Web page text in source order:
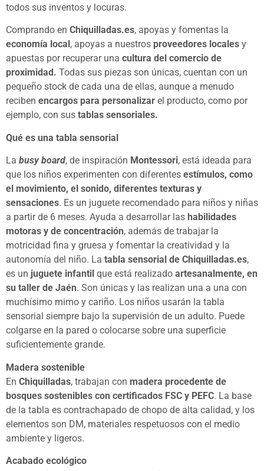
todos sus inventos y locuras.
Comprando en Chiquilladas.es, apoyas y fomentas la
economía local , apoyas a nuestros proveedores locales y
apuestas por recuperar una cultura del comercio de
proximidad . Todas sus piezas son únicas, cuentan con un
pequeño stock de cada una de ellas, aunque a menudo
reciben encargos para personalizar el producto, como por
ejemplo, con sus tablas sensoriales.
Qué es una tabla sensorial
La busy board, de inspiración Montessori, está ideada para
que los niños experimenten con diferentes estímulos, como
el movimiento, el sonido, diferentes texturas y
sensaciones. Es un juguete recomendado para niños y niñas
a partir de 6 meses. Ayuda a desarrollar las habilidades
motoras y de concentración, además de trabajar la
motricidad fina y gruesa y fomentar la creatividad y la
autonomía del niño. La tabla sensorial de Chiquilladas.es,
es un juguete infantil que está realizado artesanalmente, en
su taller de Jaén. Son únicas y las realizan una a una con
muchísimo mimo y cariño. Los niños usarán la tabla
sensorial siempre bajo la supervisión de un adulto. Puede
colgarse en la pared o colocarse sobre una superficie
suficientemente grande.
Madera sostenible
En Chiquilladas, trabajan con madera procedente de
bosques sostenibles con certificados FSC y PEFC. La base
de la tabla es contrachapado de chopo de alta calidad, y los
elementos son DM, materiales respetuosos con el medio
ambiente y ligeros.
Acabado ecológico